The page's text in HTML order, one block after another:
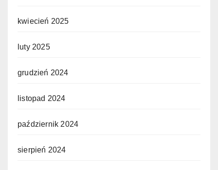
kwiecień 2025
luty 2025
grudzień 2024
listopad 2024
październik 2024
sierpień 2024